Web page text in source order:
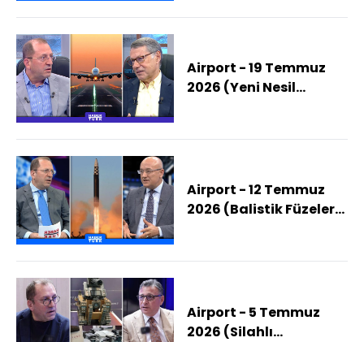
Airport - 19 Temmuz
2026 (Yeni Nesil
Olacak?)
Airport - 12 Temmuz
2026 (Balistik Füzeler
Airport - 5 Temmuz
2026 (Silahlı